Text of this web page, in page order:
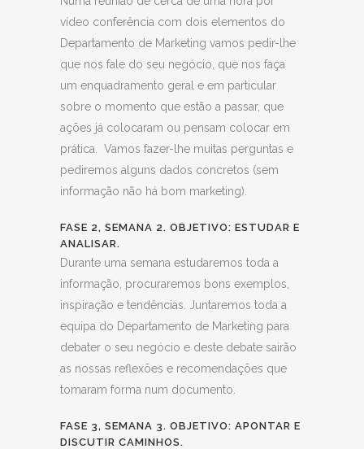
vídeo conferência com dois elementos do
Departamento de Marketing vamos pedir-lhe
que nos fale do seu negócio, que nos faça
um enquadramento geral e em particular
sobre o momento que estão a passar, que
ações já colocaram ou pensam colocar em
prática.
Vamos fazer-lhe muitas perguntas e
pediremos alguns dados concretos (sem
informação não há bom marketing).
FASE 2, SEMANA 2. OBJETIVO: ESTUDAR E
ANALISAR.
Durante uma semana estudaremos toda a
informação, procuraremos bons exemplos,
inspiração e tendências. Juntaremos toda a
equipa do Departamento de Marketing para
debater o seu negócio e deste debate sairão
as nossas reflexões e recomendações que
tomaram forma num documento.
FASE 3, SEMANA 3. OBJETIVO: APONTAR E
DISCUTIR CAMINHOS.